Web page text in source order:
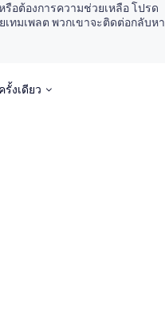
อต้องการความช่วยเหลือ โปรด
ทมเพลต พวกเขาจะติดต่อกลับหา
งเดียว